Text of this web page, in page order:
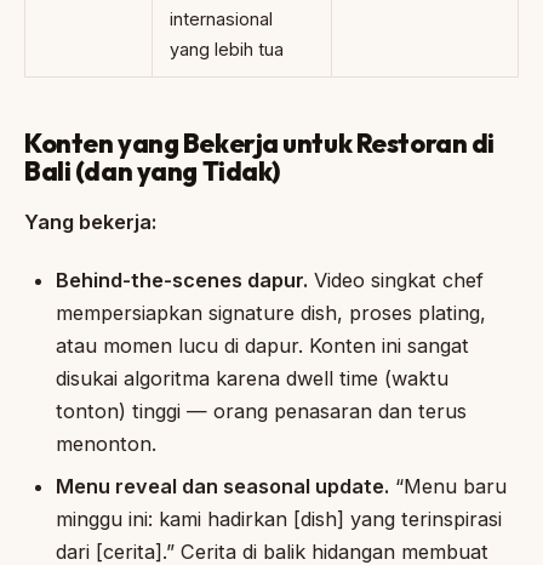
internasional
yang lebih tua
Konten yang Bekerja untuk Restoran di
Bali (dan yang Tidak)
Yang bekerja:
Behind-the-scenes dapur. Video singkat chef
mempersiapkan signature dish, proses plating,
atau momen lucu di dapur. Konten ini sangat
disukai algoritma karena dwell time (waktu
tonton) tinggi — orang penasaran dan terus
menonton.
Menu reveal dan seasonal update. “Menu baru
minggu ini: kami hadirkan [dish] yang terinspirasi
dari [cerita].” Cerita di balik hidangan membuat